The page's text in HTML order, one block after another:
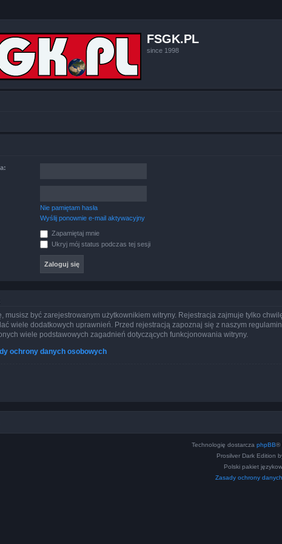
FSGK.PL
since 1998
Nie pamiętam hasła
Wyślij ponownie e-mail aktywacyjny
Zapamiętaj mnie
Ukryj mój status podczas tej sesji
musisz być zarejestrowanym użytkownikiem witryny. Rejestracja zajmuje tylko
wiele dodatkowych uprawnień. Przed rejestracją zapoznaj się z naszym
wiele podstawowych zagadnień dotyczących funkcjonowania witryny.
ochrony danych osobowych
Technologię dostarcza phpBB®
Prosilver Dark Edition
Polski pakiet
Zasady ochrony